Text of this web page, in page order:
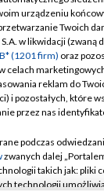
TVP
Cyfrowa
Regulamin TVP
Polityka
Moje zgody
Pomoc
Kontakt
urządzeniu
Twoich
w likwidacji (zwaną
(1201 firm) oraz
celach
reklam do
i pozostałych, które
przez nas
podczas
zwanych dalej
takich jak: pliki
technologii